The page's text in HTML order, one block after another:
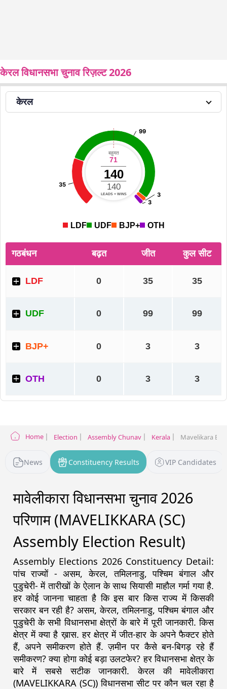
केरल विधानसभा चुनाव रिज़ल्ट 2026
Home Election Assembly Chunav Kerala Mavelikara
News Constituency Results VIP Candidates
मावेलीकारा विधानसभा चुनाव 2026
परिणाम (MAVELIKKARA (SC)
Assembly Election Result)
Assembly Elections 2026 Constituency Detail:
पांच राज्यों - असम, केरल, तमिलनाडु, पश्चिम बंगाल और
पुडुचेरी- में तारीखों के ऐलान के साथ सियासी माहौल गर्मा गया है.
हर कोई जानना चाहता है कि इस बार किस राज्य में किसकी
सरकार बन रही है? असम, केरल, तमिलनाडु, पश्चिम बंगाल और
पुडुचेरी के सभी विधानसभा क्षेत्रों के बारे में पूरी जानकारी. किस
क्षेत्र में क्या है ख़ास. हर क्षेत्र में जीत-हार के अपने फैक्टर होते
हैं, अपने समीकरण होते हैं. ज़मीन पर कैसे बन-बिगड़ रहे हैं
समीकरण? क्या होगा कोई बड़ा उलटफेर? हर विधानसभा क्षेत्र के
बारे में सबसे सटीक जानकारी. केरल की मावेलीकारा
(MAVELIKKARA (SC)) विधानसभा सीट पर कौन चल रहा है